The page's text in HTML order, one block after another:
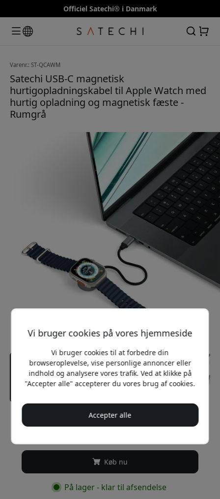
Officiel Satechi® i Danmark
Varenr.: ST-QCAWM
Satechi USB-C magnetisk
hurtigopladningskabel til Apple Watch med
hurtig opladning og magnetisk fæste -
Rumgrå
Anbefalet pris
Køb nu
På lager - klar til afsendelse
Vi bruger cookies på vores hjemmeside
Vi bruger cookies til at forbedre din
browseroplevelse, vise personlige annoncer eller
indhold og analysere vores trafik. Ved at klikke på
"Accepter alle" accepterer du vores brug af cookies.
Accepter alle